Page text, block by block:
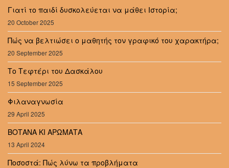
Γιατί το παιδί δυσκολεύεται να μάθει Ιστορία;
20 October 2025
Πώς να βελτιώσει ο μαθητής τον γραφικό του χαρακτήρα;
20 September 2025
Το Τεφτέρι του Δασκάλου
15 September 2025
Φιλαναγνωσία
29 April 2025
ΒΟΤΑΝΑ ΚΙ ΑΡΩΜΑΤΑ
13 April 2024
Ποσοστά: Πώς λύνω τα προβλήματα